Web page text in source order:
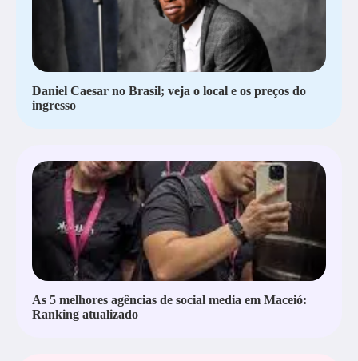
Daniel Caesar no Brasil; veja o local e os preços do
ingresso
As 5 melhores agências de social media em Maceió:
Ranking atualizado